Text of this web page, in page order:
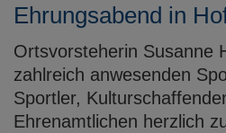
Ehrungsabend in
Ortsvorsteherin Susanne
zahlreich anwesenden
Sportler,
Ehrenamtlichen herzlich